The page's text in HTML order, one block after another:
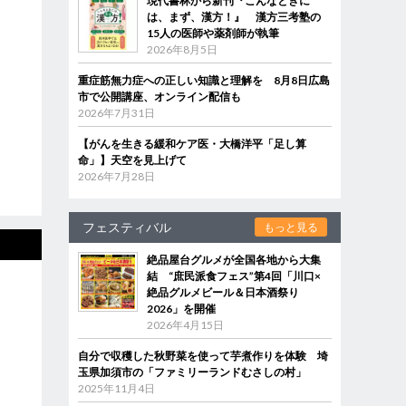
は、まず、漢方！』 漢方三考塾の
15人の医師や薬剤師が執筆
2026年8月5日
重症筋無力症への正しい知識と理解を 8月8日広島
市で公開講座、オンライン配信も
2026年7月31日
【がんを生きる緩和ケア医・大橋洋平「足し算
命」】天空を見上げて
2026年7月28日
フェスティバル もっと見る
絶品屋台グルメが全国各地から大集
結 “庶民派食フェス”第4回「川口×
絶品グルメビール＆日本酒祭り
2026」を開催
2026年4月15日
自分で収穫した秋野菜を使って芋煮作りを体験 埼
玉県加須市の「ファミリーランドむさしの村」
2025年11月4日